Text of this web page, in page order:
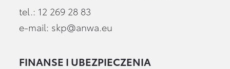
tel.: 12 269 28 83
e-mail: skp@anwa.eu
FINANSE I UBEZPIECZENIA